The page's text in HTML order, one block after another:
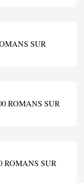
SUR
ROMANS SUR
ROMANS SUR